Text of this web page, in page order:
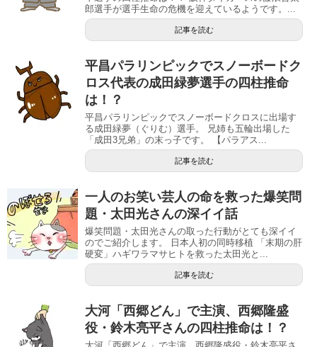
郎選手が選手生命の危機を迎えているようです。...
記事を読む
平昌パラリンピックでスノーボードク
ロス代表の成田緑夢選手の四柱推命
は！？
平昌パラリンピックでスノーボードクロスに出場す
る成田緑夢（ぐりむ）選手。 兄姉も五輪出場した
「成田3兄弟」の末っ子です。 【パラアス...
記事を読む
一人のお笑い芸人の命を救った爆笑問
題・太田光さんの深イイ話
爆笑問題・太田光さんの取った行動がとても深イイ
のでご紹介します。 日本人初の同時移植 「末期の肝
硬変」ハギワラマサヒトを救った太田光と...
記事を読む
大河「西郷どん」で主演、西郷隆盛
役・鈴木亮平さんの四柱推命は！？